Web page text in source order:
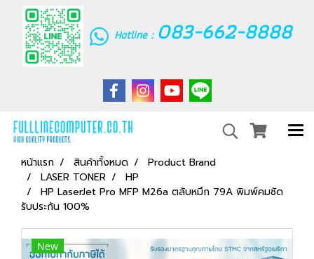
Hotline : 083-662-8888
หน้าแรก สินค้าทั้งหมด
Product Brand
LASER TONER
HP
HP LaserJet Pro MFP M26a ตลับหมึก 79A พิมพ์คมชัด
รับประกัน 100%
New